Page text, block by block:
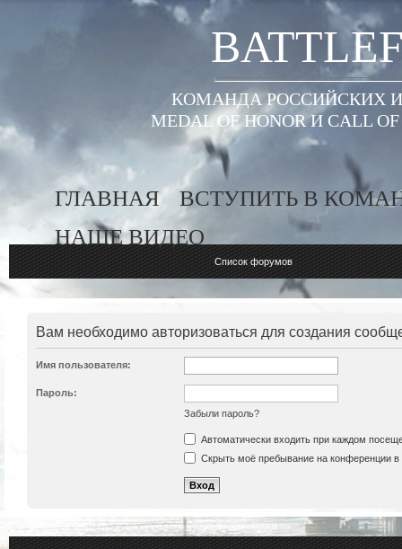
КОМАНДА РОССИЙСКИХ
MEDAL OF HONOR И
ГЛАВНАЯ
ВСТУПИТЬ В
НАШЕ ВИДЕО
Список форумов
Вам необходимо авторизоваться для создания
Имя пользователя:
Пароль:
Забыли пароль?
Автоматически входить при каждом
Скрыть моё пребывание на конференции в